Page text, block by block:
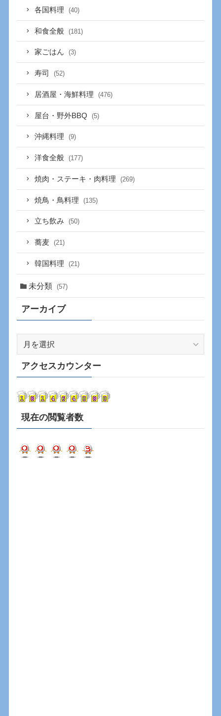
各国料理 (40)
和食全般 (181)
家ごはん (3)
寿司 (52)
居酒屋・海鮮料理 (476)
屋台・野外BBQ (5)
沖縄料理 (9)
洋食全般 (177)
焼肉・ステーキ・肉料理 (269)
焼鳥・鳥料理 (135)
立ち飲み (50)
蕎麦 (21)
韓国料理 (21)
未分類 (57)
アーカイブ
カ
イ
ブ
アクセスカウンター
現在の閲覧者数